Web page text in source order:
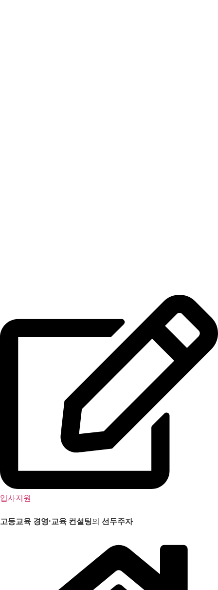
입사지원
고등교육 경영·교육 컨설팅의 선두주자